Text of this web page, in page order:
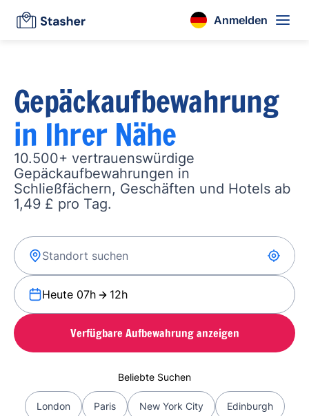
Anmelden
Gepäckaufbewahrung
in Ihrer Nähe
10.500+ vertrauenswürdige
Gepäckaufbewahrungen in
Schließfächern, Geschäften und Hotels ab
1,49 £ pro Tag.
Heute 07h 12h
Verfügbare Aufbewahrung anzeigen
Beliebte Suchen
London Paris New York City Edinburgh